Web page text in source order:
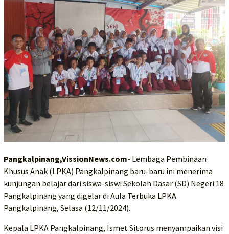
Pangkalpinang,VissionNews.com- Lembaga Pembinaan
Khusus Anak (LPKA) Pangkalpinang baru-baru ini menerima
kunjungan belajar dari siswa-siswi Sekolah Dasar (SD) Negeri 18
Pangkalpinang yang digelar di Aula Terbuka LPKA
Pangkalpinang, Selasa (12/11/2024).
Kepala LPKA Pangkalpinang, Ismet Sitorus menyampaikan visi